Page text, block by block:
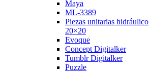
Maya
ML-3389
Piezas unitarias hidráulico
20×20
Evoque
Concept Digitalker
Tumblr Digitalker
Puzzle